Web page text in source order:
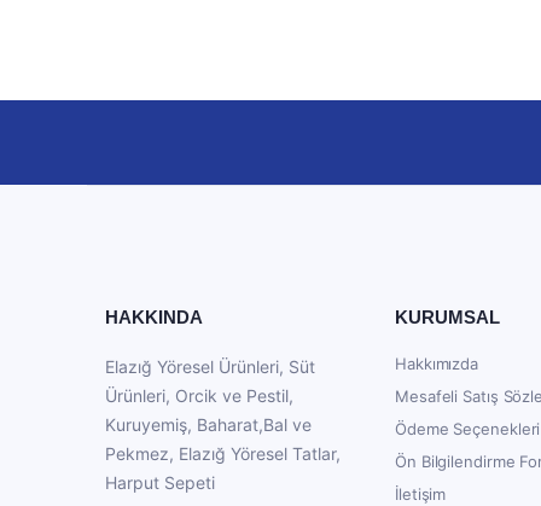
HAKKINDA
Elazığ Yöresel Ürünleri, Süt
Ürünleri, Orcik ve Pestil,
Kuruyemiş, Baharat,Bal ve
Pekmez, Elazığ Yöresel Tatlar,
Harput Sepeti
KURUMSAL
Hakkımızda
Mesafeli Satış
Ödeme Seçenekleri
Ön Bilgilendirme
İletişim